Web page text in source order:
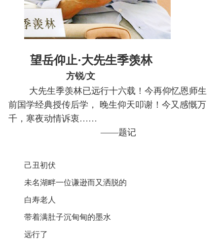
望岳仰止·大先生季羡林
方锐/文
大先生季羡林已远行十六载！今再仰忆恩师生
前国学经典授传后学， 晚生仰天叩谢！今又感慨万
千，寒夜动情诉衷……
——题记
己丑初伏
未名湖畔一位谦逊而又洒脱的
白寿老人
带着满肚子沉甸甸的墨水
远行了